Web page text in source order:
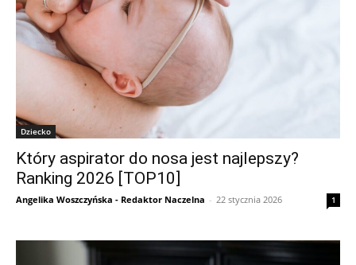
Dziecko
Który aspirator do nosa jest najlepszy?
Ranking 2026 [TOP10]
Angelika Woszczyńska - Redaktor Naczelna - 22 stycznia 2026 1